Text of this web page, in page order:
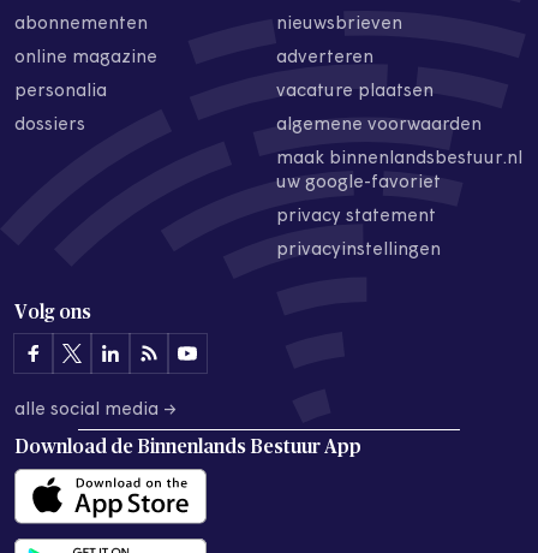
abonnementen
online magazine
personalia
dossiers
nieuwsbrieven
adverteren
vacature plaatsen
algemene voorwaarden
maak binnenlandsbestuur.nl
uw google-favoriet
privacy statement
privacyinstellingen
Volg ons
alle social media →
Download de Binnenlands Bestuur App